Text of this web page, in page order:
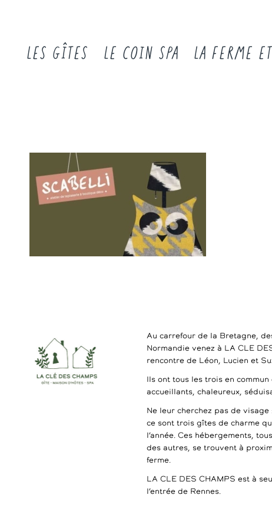
LES GÎTES LE COIN SPA LA FERME
Au carrefour de la Bretagne,
Normandie venez à LA CLE
rencontre de Léon, Lucien et
Ils ont tous les trois en commun
accueillants, chaleureux,
Ne leur cherchez pas de visage
ce sont trois gîtes de charme
l’année. Ces hébergements,
des autres, se trouvent à
ferme.
LA CLE DES CHAMPS est à
l’entrée de Rennes.